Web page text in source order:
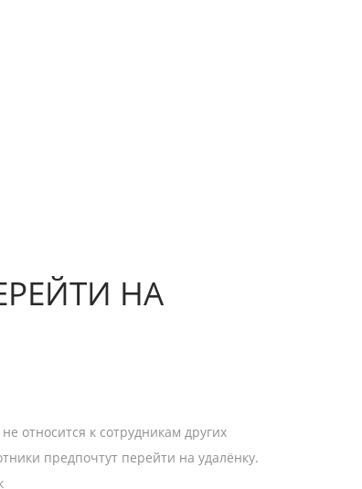
НА
относится к сотрудникам других
предпочтут перейти на удалёнку.